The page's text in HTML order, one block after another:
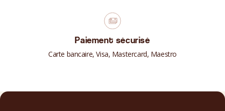
Paiement sécurisé
Carte bancaire, Visa, Mastercard, Maestro